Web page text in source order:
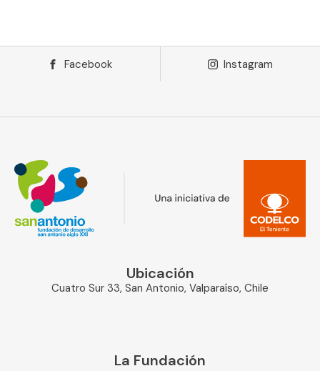
Facebook Instagram
Ubicación
Cuatro Sur 33, San Antonio, Valparaíso, Chile
La Fundación